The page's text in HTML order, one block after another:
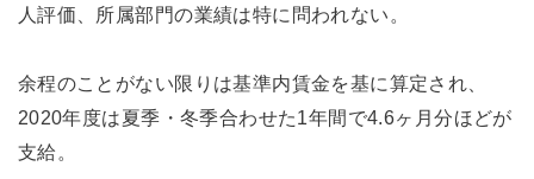
人評価、所属部門の業績は特に問われない。
余程のことがない限りは基準内賃金を基に算定され、
2020年度は夏季・冬季合わせた1年間で4.6ヶ月分ほどが
支給。